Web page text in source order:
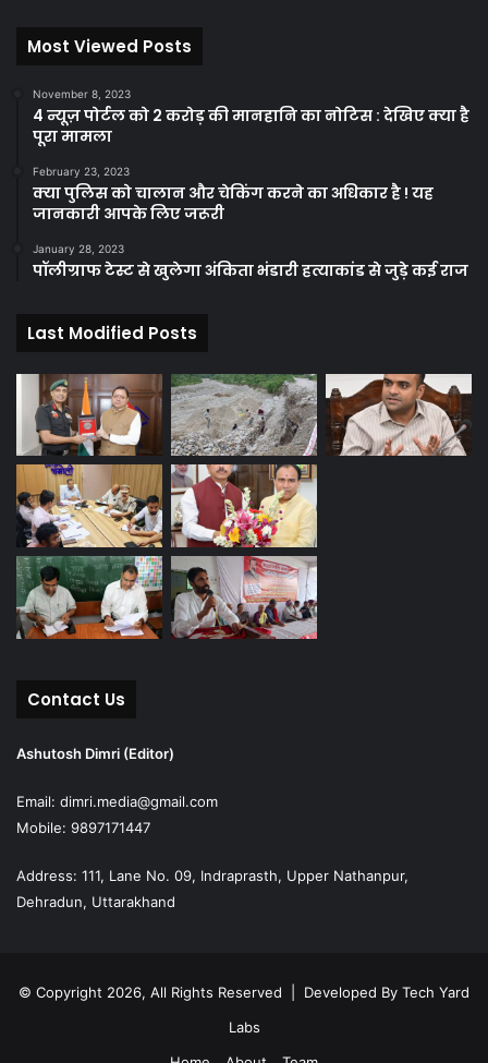
Most Viewed Posts
November 8, 2023
4 न्यूज़ पोर्टल को 2 करोड़ की मानहानि का नोटिस : देखिए क्या है
पूरा मामला
February 23, 2023
क्या पुलिस को चालान और चेकिंग करने का अधिकार है ! यह
जानकारी आपके लिए जरूरी
January 28, 2023
पॉलीग्राफ टेस्ट से खुलेगा अंकिता भंडारी हत्याकांड से जुड़े कई राज
Last Modified Posts
Contact Us
Ashutosh Dimri (Editor)
Email: dimri.media@gmail.com
Mobile: 9897171447
Address: 111, Lane No. 09, Indraprasth, Upper Nathanpur,
Dehradun, Uttarakhand
© Copyright 2026, All Rights Reserved | Developed By Tech Yard
Labs